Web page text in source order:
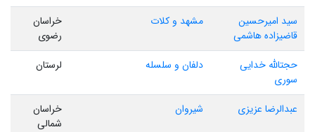
سید امیرحسین
قاضیزاده هاشمی
مشهد و کلات
خراسان
رضوی
حجتالله خدایی
سوری
دلفان و سلسله لرستان
عبدالرضا عزیزی شیروان
خراسان
شمالی